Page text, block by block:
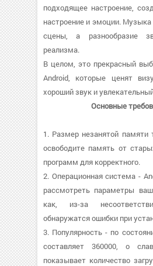
подходящее настроение,
настроение и эмоции.
сцены, а разнообразие
реализма.
В целом, это прекрасный
Android, которые ценят
хороший звук и
Основные
1. Размер незанятой памяти
освободите память от
программ для корректного.
2. Операционная система -
рассмотреть параметры
как, из-за
обнаружатся ошибки при
3. Популярность - по
составляет 360000, о
показывает количество